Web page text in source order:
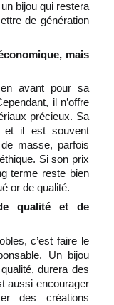
bijou qui restera
de génération
mais
avant pour sa
il n’offre
précieux. Sa
et il est souvent
masse, parfois
Si son prix
terme reste bien
or de qualité.
qualité et de
c’est faire le
Un bijou
durera des
aussi encourager
des créations